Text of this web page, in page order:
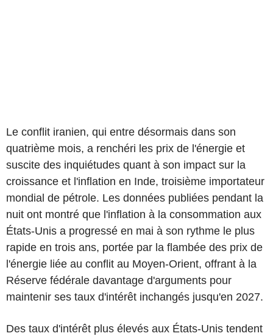
Le conflit iranien, qui entre désormais dans son
quatrième mois, a renchéri les prix de l'énergie et
suscite des inquiétudes quant à son impact sur la
croissance et l'inflation en Inde, troisième importateur
mondial de pétrole. Les données publiées pendant la
nuit ont montré que l'inflation à la consommation aux
États-Unis a progressé en mai à son rythme le plus
rapide en trois ans, portée par la flambée des prix de
l'énergie liée au conflit au Moyen-Orient, offrant à la
Réserve fédérale davantage d'arguments pour
maintenir ses taux d'intérêt inchangés jusqu'en 2027.
Des taux d'intérêt plus élevés aux États-Unis tendent